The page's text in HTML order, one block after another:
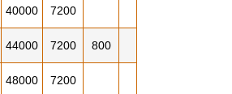
40000 7200
44000 7200 800
48000 7200